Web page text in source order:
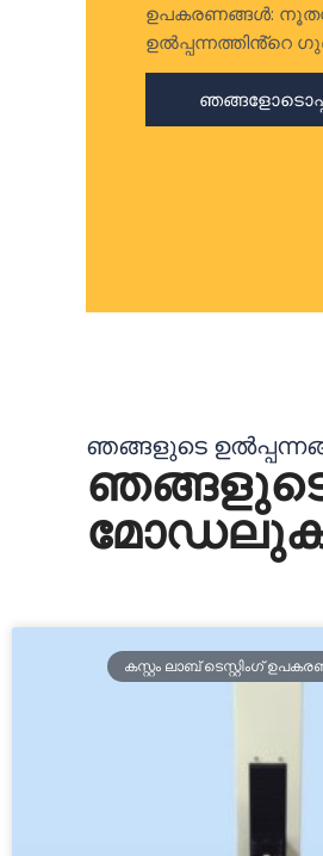
ഉപകരണങ്ങൾ:
ഉൽപ്പന്നത്തിൻ്റെ
ഞങ്ങളുടെ
കസ്റ്റം ലാബ് ടെസ്റ്റിംഗ്